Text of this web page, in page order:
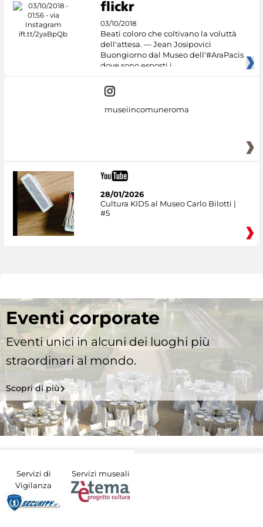
03/10/2018
Beati coloro che coltivano la voluttà
dell'attesa. — Jean Josipovici
Buongiorno dal Museo dell'#AraPacis
dove sono esposti i
museiincomuneroma
28/01/2026
Cultura KIDS al Museo Carlo Bilotti |
#5
Eventi corporate
Eventi unici in alcuni dei luoghi più
straordinari al mondo.
Scopri di più
Servizi di
Vigilanza
Servizi museali